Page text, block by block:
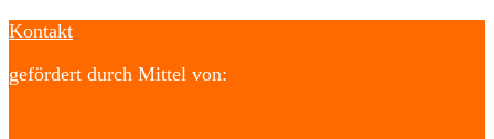
Kontakt
gefördert durch Mittel von: